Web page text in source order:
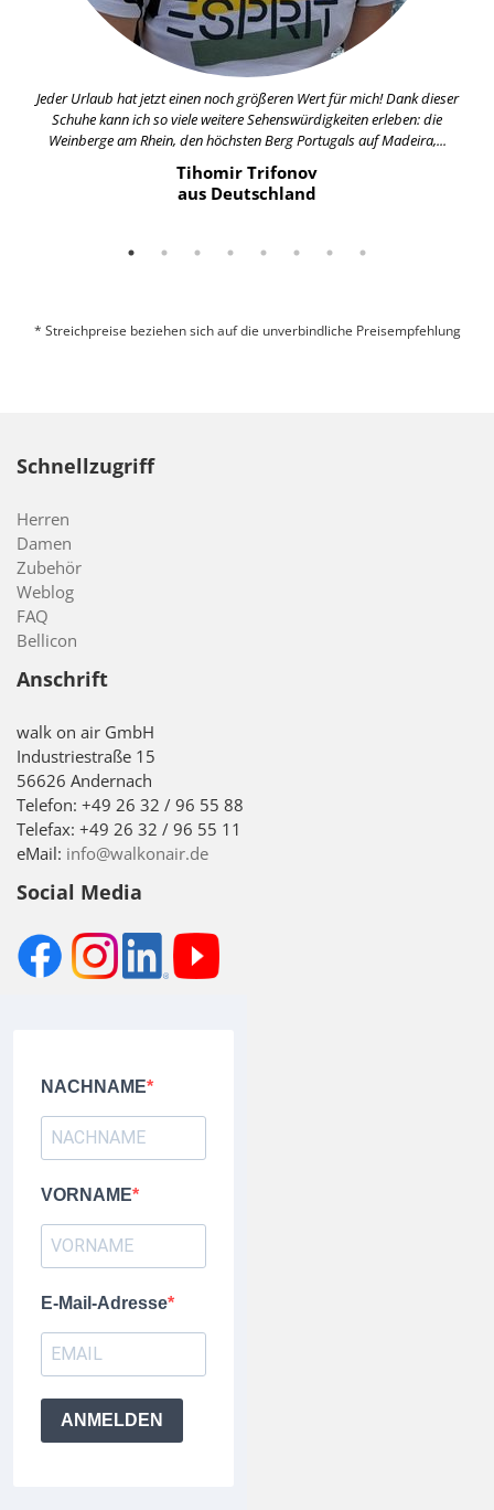
Jeder Urlaub hat jetzt einen noch größeren Wert für mich! Dank dieser
Schuhe kann ich so viele weitere Sehenswürdigkeiten erleben: die
Weinberge am Rhein, den höchsten Berg Portugals auf Madeira,...
Tihomir Trifonov
aus Deutschland
* Streichpreise beziehen sich auf die unverbindliche Preisempfehlung
Schnellzugriff
Herren
Damen
Zubehör
Weblog
FAQ
Bellicon
Anschrift
walk on air GmbH
Industriestraße 15
56626 Andernach
Telefon: +49 26 32 / 96 55 88
Telefax: +49 26 32 / 96 55 11
eMail: info@walkonair.de
Social Media
NACHNAME
VORNAME
E-Mail-Adresse
ANMELDEN